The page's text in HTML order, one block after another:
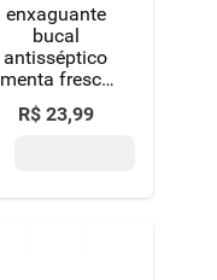
enxaguante
bucal
antisséptico
menta fresca
listerine
cuidado total
R$ 23,99